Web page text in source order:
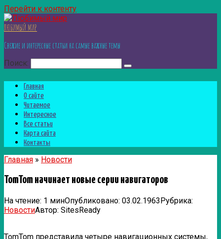
Перейти к контенту
ЛЮБИМЫЙ МИР
Свежие и интересные статьи на самые важные темы
Поиск:
Главная
О сайте
Читаемое
Интересное
Все статьи
Карта сайта
Контакты
Главная » Новости
TomTom начинает новые серии навигаторов
На чтение: 1 минОпубликовано: 03.02.1963Рубрика:
НовостиАвтор: SitesReady
TomTom представила четыре навигационных системы,